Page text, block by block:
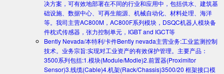
决方案，可有效地部署在不同的行业和应用中，包括供水、建筑基
础设施、数据中心、可再生能源、机械自动化、材料处理、海洋
等。我司主营AC800M，AC800F系列模块，DSQC机器人模块备
件枕式传感器，张力控制单元，IGBT and IGCT等
Bently Nevada/本特利/卡件Bently nevada主营业务:工业监测控制
技术。业务宗旨:实现对工业资产的有效保护管理。主要产品：
3500系列包括:1.模块(Module/Modle)2.前置器(Proximitor
Sensor)3.线缆(Cable)4.机架(Rack/Chassis)3500/20 框架接口模